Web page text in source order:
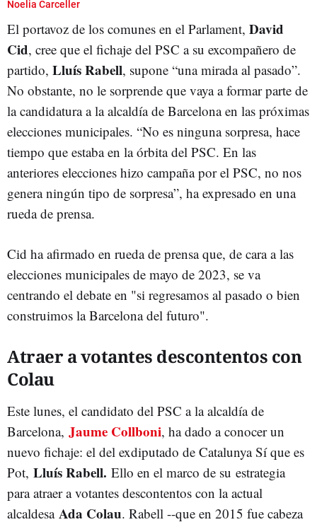
Noelia Carceller
El portavoz de los comunes en el Parlament, David
Cid, cree que el fichaje del PSC a su excompañero de
partido, Lluís Rabell, supone “una mirada al pasado”.
No obstante, no le sorprende que vaya a formar parte de
la candidatura a la alcaldía de Barcelona en las próximas
elecciones municipales. “No es ninguna sorpresa, hace
tiempo que estaba en la órbita del PSC. En las
anteriores elecciones hizo campaña por el PSC, no nos
genera ningún tipo de sorpresa”, ha expresado en una
rueda de prensa.
Cid ha afirmado en rueda de prensa que, de cara a las
elecciones municipales de mayo de 2023, se va
centrando el debate en "si regresamos al pasado o bien
construimos la Barcelona del futuro".
Atraer a votantes descontentos con
Colau
Este lunes, el candidato del PSC a la alcaldía de
Barcelona, Jaume Collboni, ha dado a conocer un
nuevo fichaje: el del exdiputado de Catalunya Sí que es
Pot, Lluís Rabell. Ello en el marco de su estrategia
para atraer a votantes descontentos con la actual
alcaldesa Ada Colau. Rabell --que en 2015 fue cabeza